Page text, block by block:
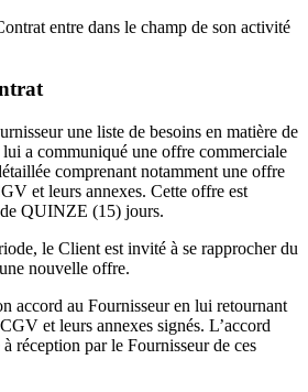
entre dans le champ de son activité
une liste de besoins en matière de
a communiqué une offre commerciale
comprenant notamment une offre
et leurs annexes. Cette offre est
QUINZE (15) jours.
le Client est invité à se rapprocher du
nouvelle offre.
accord au Fournisseur en lui retournant
et leurs annexes signés. L’accord
réception par le Fournisseur de ces